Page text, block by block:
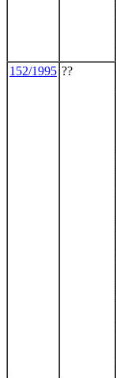
152/1995 ??